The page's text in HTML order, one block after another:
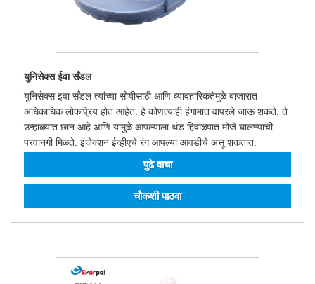
युनिसेक्स ईवा सँडल
युनिसेक्स इवा सँडल त्यांच्या सोयीसाठी आणि व्यावहारिकतेमुळे बाजारात
अधिकाधिक लोकप्रिय होत आहेत. हे कोणत्याही हंगामात वापरले जाऊ शकते, ते
उन्हाळ्यात छान आहे आणि यामुळे आपल्याला थंड हिवाळ्यात मोजे घालण्याची
परवानगी मिळते. इंजेक्शन ईव्हीएचे रंग आपल्या आवडीचे असू शकतात.
पुढे वाचा
चौकशी पाठवा